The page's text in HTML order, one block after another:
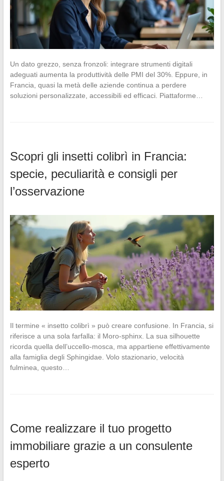
Un dato grezzo, senza fronzoli: integrare strumenti digitali
adeguati aumenta la produttività delle PMI del 30%. Eppure, in
Francia, quasi la metà delle aziende continua a perdere
soluzioni personalizzate, accessibili ed efficaci. Piattaforme…
Scopri gli insetti colibrì in Francia:
specie, peculiarità e consigli per
l’osservazione
Il termine « insetto colibrì » può creare confusione. In Francia, si
riferisce a una sola farfalla: il Moro-sphinx. La sua silhouette
ricorda quella dell’uccello-mosca, ma appartiene effettivamente
alla famiglia degli Sphingidae. Volo stazionario, velocità
fulminea, questo…
Come realizzare il tuo progetto
immobiliare grazie a un consulente
esperto